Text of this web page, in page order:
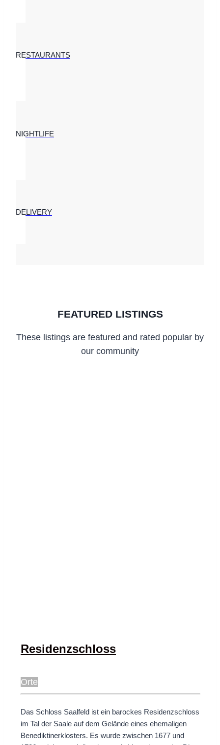
RESTAURANTS
NIGHTLIFE
DELIVERY
FEATURED LISTINGS
These listings are featured and rated popular by
our community
Residenzschloss
Orte
Das Schloss Saalfeld ist ein barockes Residenzschloss
im Tal der Saale auf dem Gelände eines ehemaligen
Benediktinerklosters. Es wurde zwischen 1677 und